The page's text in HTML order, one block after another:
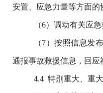
安置、应急力量等方面的
（6）调动有关应急
（7）按照信息发
通报事故救援信息，回应
4.4 特别重大、重